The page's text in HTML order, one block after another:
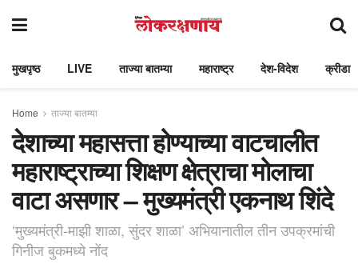
मुखपृष्ठ LIVE ताज्या बातम्या महाराष्ट्र देश-विदेश क्रीडा
Home ताज्या बातम्या
देशाच्या महासत्ता होण्याच्या वाटचालीत
महाराष्ट्राच्या शिक्षण क्षेत्राचा मोलाचा
वाटा असणार – मुख्यमंत्री एकनाथ शिंदे
‘मुख्यमंत्री-माझी शाळा, सुंदर शाळा’ अभियानातील तीन उपक्रमांची
गिनीज बुकमध्ये नोंद